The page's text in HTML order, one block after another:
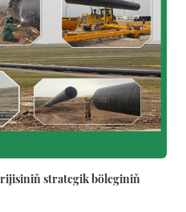
strategik böleginiň